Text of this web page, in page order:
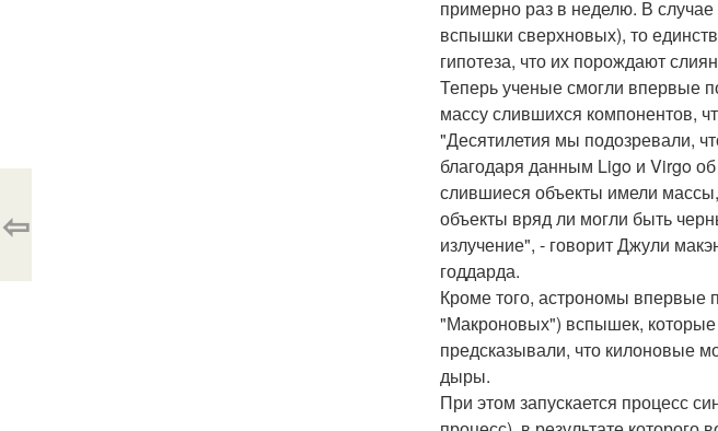
примерно раз в неделю. В
вспышки сверхновых), то
гипотеза, что их порождают
Теперь ученые смогли впервые
массу слившихся компонентов,
"Десятилетия мы подозревали,
благодаря данным Ligo и Virgo
слившиеся объекты имели
объекты вряд ли могли быть
излучение", - говорит Джули
годдарда.
Кроме того, астрономы впервые
"Макроновых") вспышек,
предсказывали, что килоновые
дыры.
При этом запускается процесс
⇦